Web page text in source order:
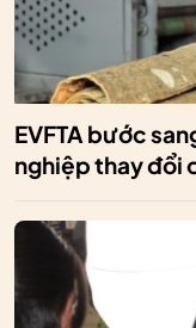
EVFTA bước
nghiệp thay đổi